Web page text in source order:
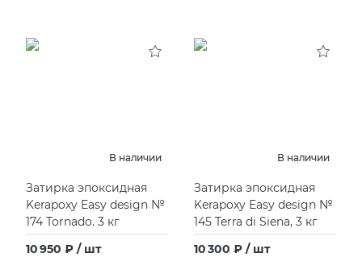
В наличии
Затирка эпоксидная
Kerapoxy Easy design №
174 Tornado. 3 кг
10 950 ₽ / шт
В наличии
Затирка эпоксидная
Kerapoxy Easy design №
145 Terra di Siena, 3 кг
10 300 ₽ / шт